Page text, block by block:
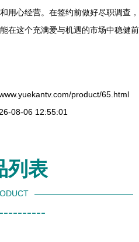
用心经营。在签约前做好尽职调查，
在这个充满爱与机遇的市场中稳健前
product/65.html
08-06 12:55:01
列表